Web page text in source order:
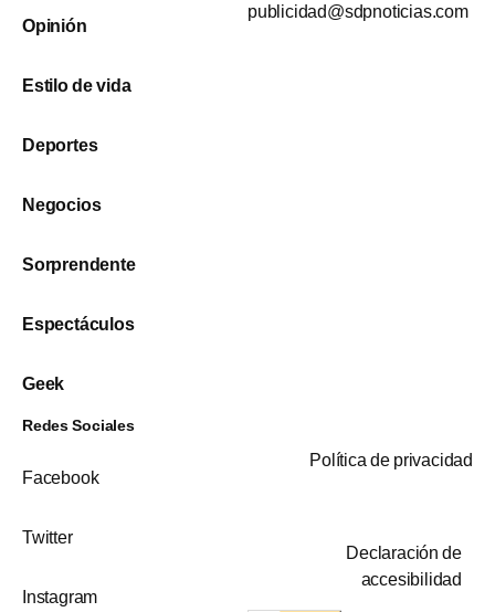
Opinión
Estilo de vida
Deportes
Negocios
Sorprendente
Espectáculos
Geek
publicidad@sdpnoticias.com
Redes Sociales
Facebook
Twitter
Instagram
Política de privacidad
Declaración de
accesibilidad